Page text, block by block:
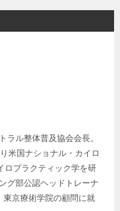
ラル整体普及協会会長。
米国ナショナル・カイロ
ロプラクティック学を研
グ部公認ヘッドトレーナ
京療術学院の顧問に就